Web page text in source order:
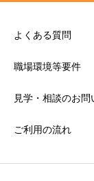
よくある質問
職場環境等要件
見学・相談のお問
ご利用の流れ